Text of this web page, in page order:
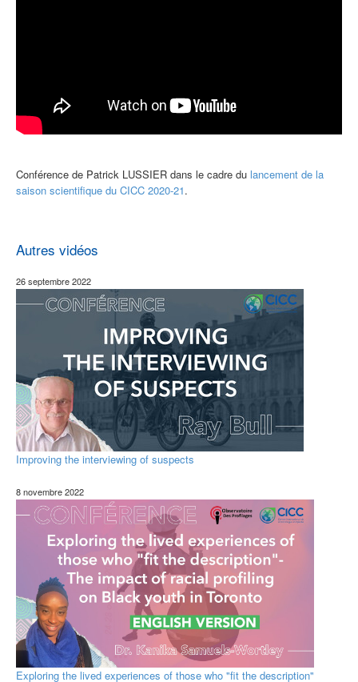
Conférence de Patrick LUSSIER dans le cadre du lancement de la
saison scientifique du CICC 2020-21.
Autres vidéos
26 septembre 2022
Improving the interviewing of suspects
8 novembre 2022
Exploring the lived experiences of those who "fit the description"